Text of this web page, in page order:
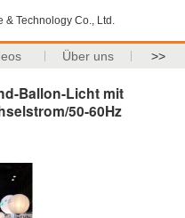
& Technology Co., Ltd.
Über uns >>
Ballon-Licht mit
50-60Hz